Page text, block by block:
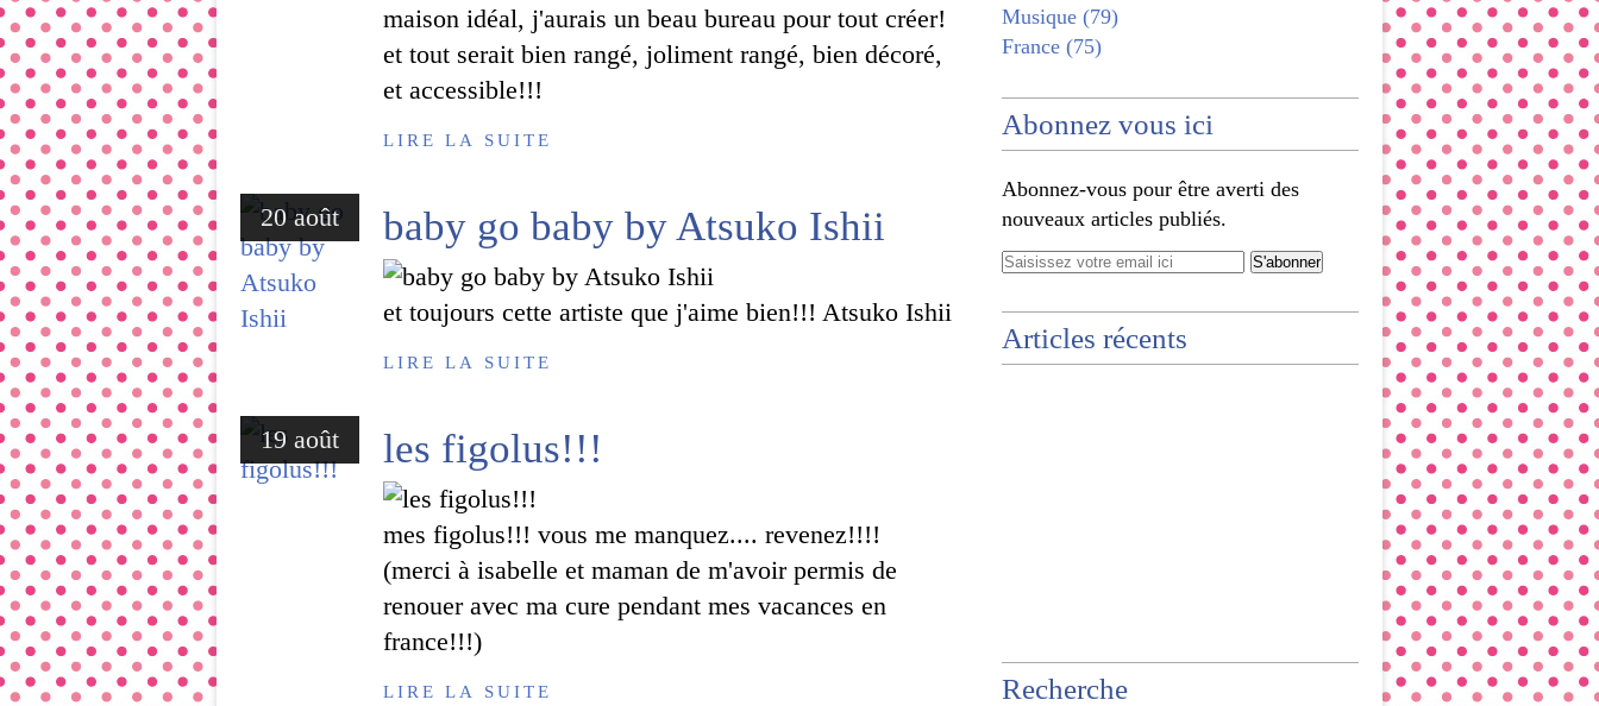
maison idéal, j'aurais un beau bureau pour tout créer!
et tout serait bien rangé, joliment rangé, bien décoré,
et accessible!!!
LIRE LA SUITE
20 août baby go baby by Atsuko Ishii
et toujours cette artiste que j'aime bien!!! Atsuko Ishii
LIRE LA SUITE
19 août les figolus!!!
mes figolus!!! vous me manquez.... revenez!!!!
(merci à isabelle et maman de m'avoir permis de
renouer avec ma cure pendant mes vacances en
france!!!)
LIRE LA SUITE
Musique (79)
France (75)
Abonnez vous ici
Abonnez-vous pour être averti des
nouveaux articles publiés.
Articles récents
Recherche